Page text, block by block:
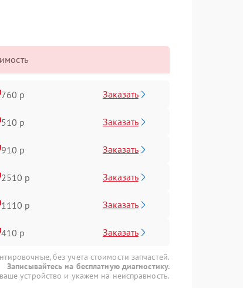
760 р Заказать
510 р Заказать
910 р Заказать
2510 р Заказать
1110 р Заказать
410 р Заказать
без учета стоимости запчастей.
Записывайтесь на бесплатную диагностику.
устройство и укажем на неисправность.